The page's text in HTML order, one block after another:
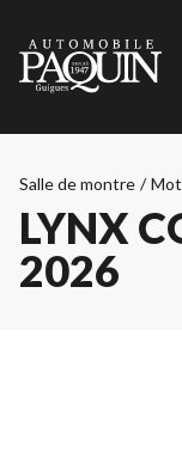
Salle de montre /
LYNX
2026